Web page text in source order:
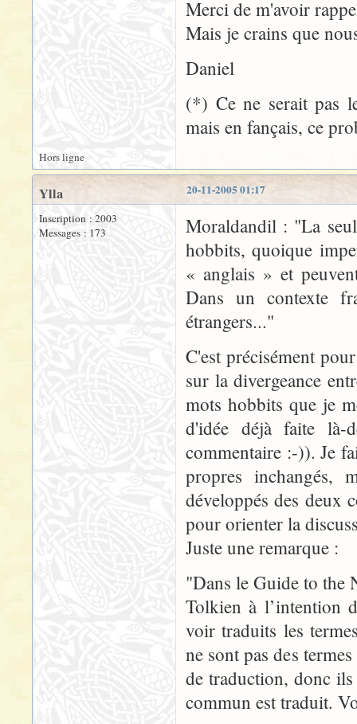
Merci de m'avoir
Mais je crains que
Daniel
(*) Ce ne serait pas
mais en fançais, ce
Hors ligne
20-11-2005 01:17
Ylla
Inscription : 2003
Messages : 173
Moraldandil : "La
hobbits, quoique
« anglais » et
Dans un contexte
étrangers..."
C'est précisément
sur la divergeance
mots hobbits que je
d'idée déjà faite là-
commentaire :-)). Je
propres inchangés,
développés des deux
pour orienter la
Juste une remarque :
"Dans le Guide to the
Tolkien à l’intention
voir traduits les
ne sont pas des
de traduction, donc
commun est traduit.